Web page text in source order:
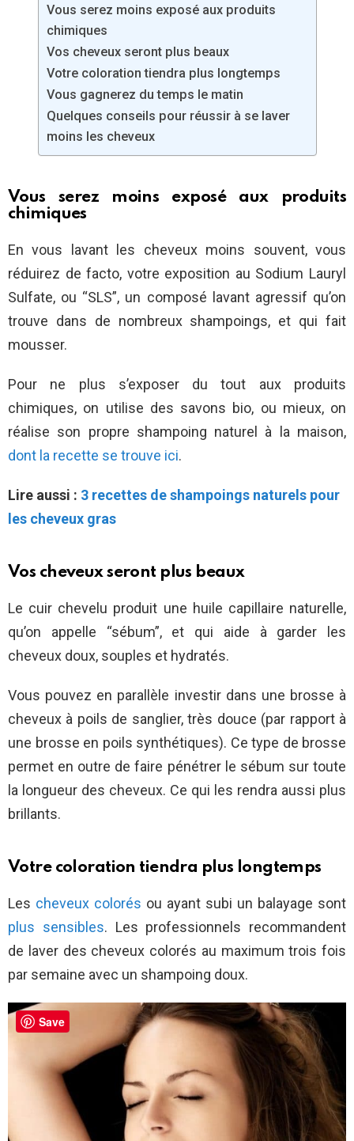
Vous serez moins exposé aux produits
chimiques
Vos cheveux seront plus beaux
Votre coloration tiendra plus longtemps
Vous gagnerez du temps le matin
Quelques conseils pour réussir à se laver
moins les cheveux
Vous serez moins exposé aux produits
chimiques
En vous lavant les cheveux moins souvent, vous
réduirez de facto, votre exposition au Sodium Lauryl
Sulfate, ou “SLS”, un composé lavant agressif qu’on
trouve dans de nombreux shampoings, et qui fait
mousser.
Pour ne plus s’exposer du tout aux produits
chimiques, on utilise des savons bio, ou mieux, on
réalise son propre shampoing naturel à la maison,
dont la recette se trouve ici.
Lire aussi : 3 recettes de shampoings naturels pour
les cheveux gras
Vos cheveux seront plus beaux
Le cuir chevelu produit une huile capillaire naturelle,
qu’on appelle “sébum”, et qui aide à garder les
cheveux doux, souples et hydratés.
Vous pouvez en parallèle investir dans une brosse à
cheveux à poils de sanglier, très douce (par rapport à
une brosse en poils synthétiques). Ce type de brosse
permet en outre de faire pénétrer le sébum sur toute
la longueur des cheveux. Ce qui les rendra aussi plus
brillants.
Votre coloration tiendra plus longtemps
Les cheveux colorés ou ayant subi un balayage sont
plus sensibles. Les professionnels recommandent
de laver des cheveux colorés au maximum trois fois
par semaine avec un shampoing doux.
Save